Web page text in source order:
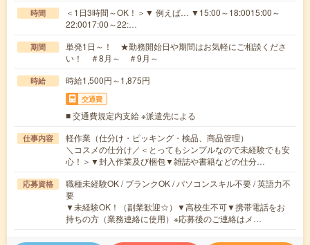
時間
＜1日3時間～OK！＞▼ 例えば… ▼15:00～18:0015:00～
22:0017:00～22:…
期間
単発1日～！ ★勤務開始日や期間はお気軽にご相談くださ
い！ ＃8月～ ＃9月～
時給 時給1,500円～1,875円
交通費
■ 交通費規定内支給 ※派遣先による
仕事内容
軽作業（仕分け・ピッキング・検品、商品管理）
＼コスメの仕分け／＜とってもシンプルなので未経験でも安
心！＞▼封入作業及び梱包▼雑誌や書籍などの仕分…
応募資格
職種未経験OK / ブランクOK / パソコンスキル不要 / 英語力不
要
▼未経験OK！（副業歓迎☆）▼高校生不可▼携帯電話をお
持ちの方（業務連絡に使用）※応募後のご連絡はメ…